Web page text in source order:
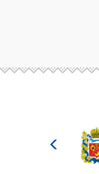
Министерство
культуры
Российской
федерации